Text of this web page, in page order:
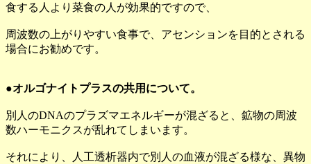
食する人より菜食の人が効果的ですので、
周波数の上がりやすい食事で、アセンションを目的とされる
場合にお勧めです。
●オルゴナイトプラスの共用について。
別人のDNAのプラズマエネルギーが混ざると、鉱物の周波
数ハーモニクスが乱れてしまいます。
それにより、人工透析器内で別人の血液が混ざる様な、異物